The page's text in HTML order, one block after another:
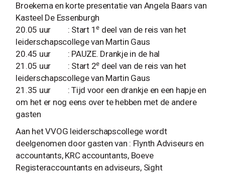
Broekema en korte presentatie van Angela Baars van
Kasteel De Essenburgh
20.05 uur : Start 1e deel van de reis van het
leiderschapscollege van Martin Gaus
20.45 uur : PAUZE. Drankje in de hal
21.05 uur : Start 2e deel van de reis van het
leiderschapscollege van Martin Gaus
21.35 uur : Tijd voor een drankje en een hapje en
om het er nog eens over te hebben met de andere
gasten
Aan het VVOG leiderschapscollege wordt
deelgenomen door gasten van : Flynth Adviseurs en
accountants, KRC accountants, Boeve
Registeraccountants en adviseurs, Sight